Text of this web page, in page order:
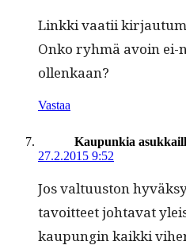
Link­ki vaatii
Onko ryh­mä avoin
ollenkaan?
Vastaa
Kaupunkia
27.2.2015 9:52
Jos val­tu­us­ton
tavoit­teet johta­vat
kaupun­gin kaik­ki